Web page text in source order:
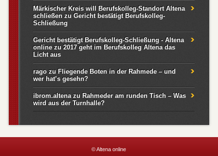
Märkischer Kreis will Berufskolleg-Standort Altena
schließenzuGericht bestätigt Berufskolleg-
Schließung
Gericht bestätigt Berufskolleg-Schließung - Altena
onlinezu2017 geht im Berufskolleg Altena das
Licht aus
ragozu Fliegende Boten in der Rahmede – und
wer hat’s gesehn?
ibrom.altenazu Rahmeder am runden Tisch – Was
wird aus der Turnhalle?
© Altena online